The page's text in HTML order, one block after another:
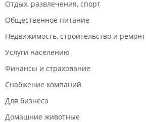
Отдых, развлечения, спорт
Общественное питание
Недвижимость, строительство и ремонт
Услуги населению
Финансы и страхование
Снабжение компаний
Для бизнеса
Домашние животные